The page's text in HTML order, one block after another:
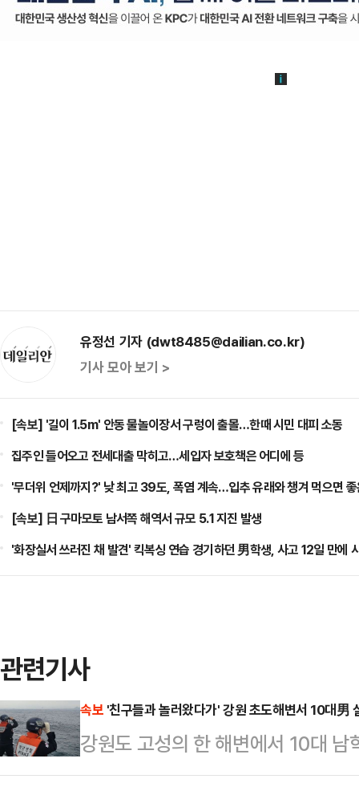
유정선 기자 (dwt8485@dailian.co.kr)
기사 모아 보기 >
[속보] '길이 1.5m' 안동 물놀이장서 구렁이 출몰…한때 시민 대피 소동
집주인 들어오고 전세대출 막히고…세입자 보호책은 어디에 등
'무더위 언제까지?' 낮 최고 39도, 폭염 계속…입추 유래와 챙겨 먹으면
[속보] 日 구마모토 남서쪽 해역서 규모 5.1 지진 발생
'화장실서 쓰러진 채 발견' 킥복싱 연습 경기하던 男학생, 사고 12일 만에
관련기사
속보 '친구들과 놀러왔다가' 강원 초도해변서 10대男
강원도 고성의 한 해변에서 10대
전 9시40분쯤 고성군 초도해변에